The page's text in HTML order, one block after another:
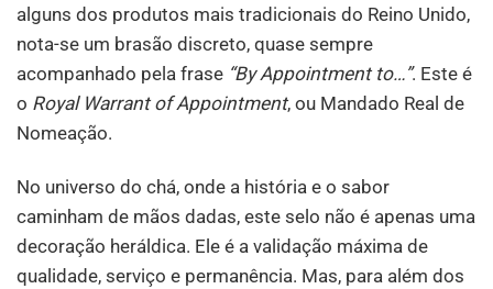
alguns dos produtos mais tradicionais do Reino Unido,
nota-se um brasão discreto, quase sempre
acompanhado pela frase “By Appointment to…”. Este é
o Royal Warrant of Appointment, ou Mandado Real de
Nomeação.
No universo do chá, onde a história e o sabor
caminham de mãos dadas, este selo não é apenas uma
decoração heráldica. Ele é a validação máxima de
qualidade, serviço e permanência. Mas, para além dos